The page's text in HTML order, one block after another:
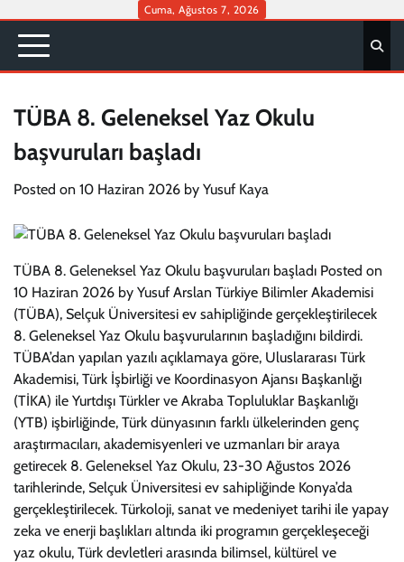
content
Cuma, Ağustos 7, 2026
TÜBA 8. Geleneksel Yaz Okulu
başvuruları başladı
Posted on 10 Haziran 2026 by Yusuf Kaya
TÜBA 8. Geleneksel Yaz Okulu başvuruları başladı Posted on
10 Haziran 2026 by Yusuf Arslan Türkiye Bilimler Akademisi
(TÜBA), Selçuk Üniversitesi ev sahipliğinde gerçekleştirilecek
8. Geleneksel Yaz Okulu başvurularının başladığını bildirdi.
TÜBA’dan yapılan yazılı açıklamaya göre, Uluslararası Türk
Akademisi, Türk İşbirliği ve Koordinasyon Ajansı Başkanlığı
(TİKA) ile Yurtdışı Türkler ve Akraba Topluluklar Başkanlığı
(YTB) işbirliğinde, Türk dünyasının farklı ülkelerinden genç
araştırmacıları, akademisyenleri ve uzmanları bir araya
getirecek 8. Geleneksel Yaz Okulu, 23-30 Ağustos 2026
tarihlerinde, Selçuk Üniversitesi ev sahipliğinde Konya’da
gerçekleştirilecek. Türkoloji, sanat ve medeniyet tarihi ile yapay
zeka ve enerji başlıkları altında iki programın gerçekleşeceği
yaz okulu, Türk devletleri arasında bilimsel, kültürel ve